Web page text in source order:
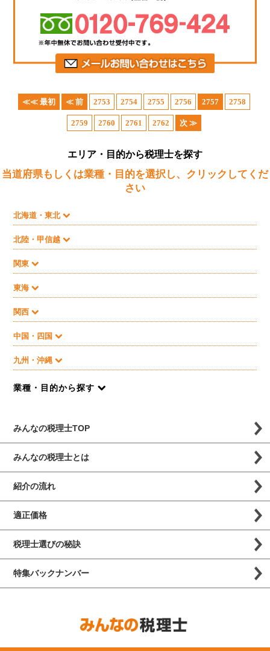
≪≪ 最初 ≪ 前 2753 2754 2755 2756 2757 2758
2759 2760 2761 2762 次 ≫
エリア・目的から税理士を探す
当道府県もしくは業種・目的を選択し、クリックしてくだ
さい
北海道・東北
北陸・甲信越
関東
東海
関西
中国・四国
九州・沖縄
業種・目的から探す
みんなの税理士TOP
みんなの税理士とは
紹介の流れ
適正価格
税理士選びの秘訣
特集バックナンバー